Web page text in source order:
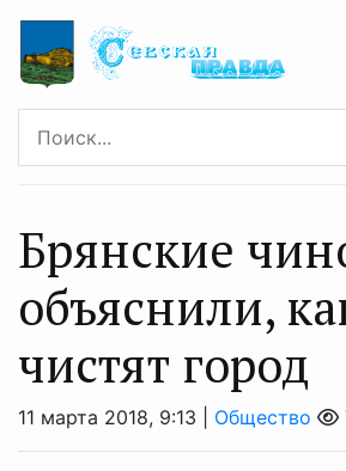
Брянские
объяснили,
чистят город
11 марта 2018, 9:13 | Общество